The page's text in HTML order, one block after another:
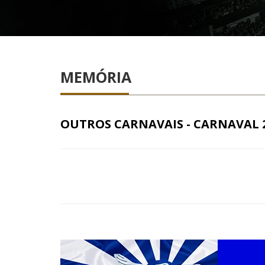
MEMÓRIA
OUTROS CARNAVAIS - CARNAVAL